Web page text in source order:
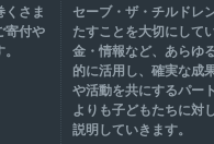
くさま
寄付や
セーブ・ザ・チルドレ
たすことを大切にして
金・情報など、あらゆ
的に活用し、確実な成
や活動を共にするパー
よりも子どもたちに対
説明していきます。